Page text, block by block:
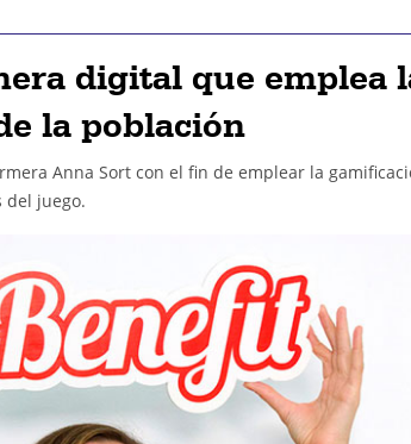
digital que emplea
la población
Anna Sort con el fin de emplear la
del juego.